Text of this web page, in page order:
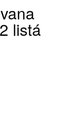
listá